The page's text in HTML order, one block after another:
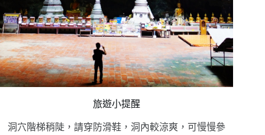
旅遊小提醒
洞穴階梯稍陡，請穿防滑鞋，洞內較涼爽，可慢慢參